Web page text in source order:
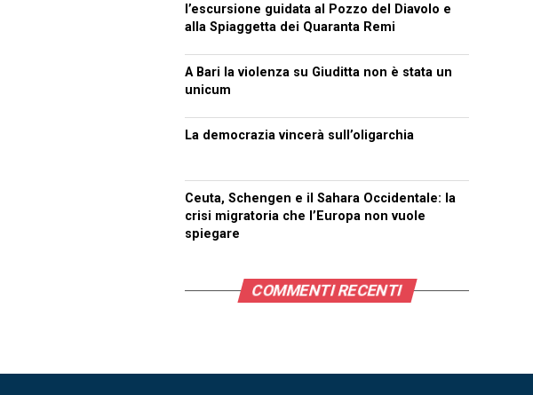
l’escursione guidata al Pozzo del Diavolo e
alla Spiaggetta dei Quaranta Remi
A Bari la violenza su Giuditta non è stata un
unicum
La democrazia vincerà sull’oligarchia
Ceuta, Schengen e il Sahara Occidentale: la
crisi migratoria che l’Europa non vuole
spiegare
COMMENTI RECENTI